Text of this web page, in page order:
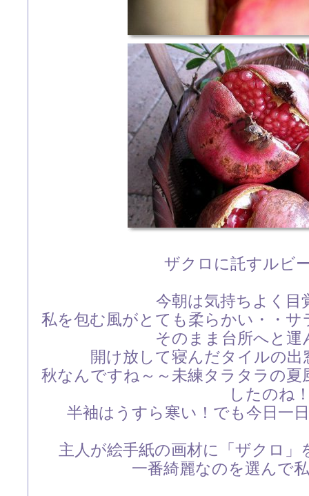
ザクロに託すルビ
今朝は気持ちよく目
私を包む風がとても柔らかい・・
そのまま台所へと運
開け放して寝んだタイルの
秋なんですね～～未練タラタラの
したのね
半袖はうすら寒い！でも今日一
主人が絵手紙の画材に「ザクロ
一番綺麗なのを選んで